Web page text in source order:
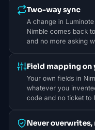
Two-way sync
A change in
Nimble comes back
and no more asking
Field mapping on
Your own fields in
whatever you
code and no ticket to
Never overwrites,